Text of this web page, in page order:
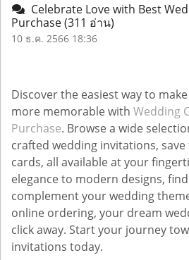
Celebrate Love with Best
Purchase(311 อ่าน)
10 ธ.ค. 2566 18:36
Discover the easiest way to
more memorable with Wedding
Purchase. Browse a wide
crafted wedding invitations, save
cards, all available at your
elegance to modern designs,
complement your wedding
online ordering, your dream
click away. Start your journey
invitations today.